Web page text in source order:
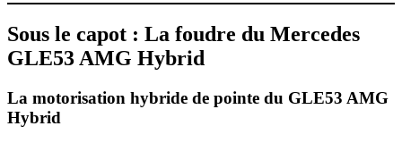
Sous le capot : La foudre du Mercedes
GLE53 AMG Hybrid
La motorisation hybride de pointe du GLE53 AMG
Hybrid